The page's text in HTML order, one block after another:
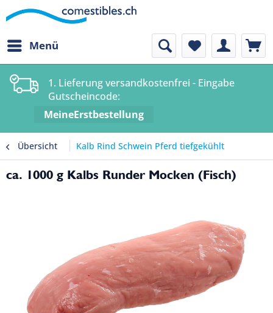
Menü
1. Lieferung versandkostenfrei - Eingabe
Gutscheincode:
MeineErstbestellung
Übersicht Kalb Rind Schwein Pferd tiefgekühlt
ca. 1000 g Kalbs Runder Mocken (Fisch)